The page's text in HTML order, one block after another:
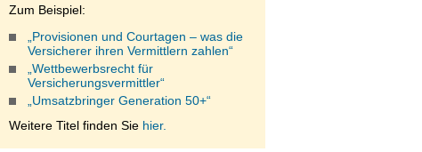
Zum Beispiel:
„Provisionen und Courtagen – was die
Versicherer ihren Vermittlern zahlen“
„Wettbewerbsrecht für
Versicherungsvermittler“
„Umsatzbringer Generation 50+“
Weitere Titel finden Sie hier.